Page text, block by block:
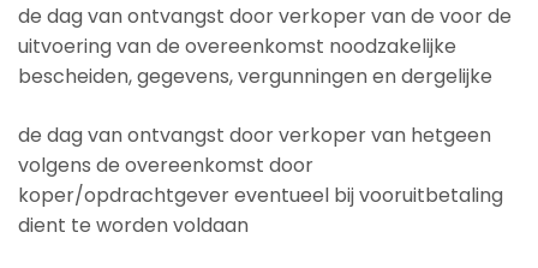
de dag van ontvangst door verkoper van de voor de
uitvoering van de overeenkomst noodzakelijke
bescheiden, gegevens, vergunningen en dergelijke
de dag van ontvangst door verkoper van hetgeen
volgens de overeenkomst door
koper/opdrachtgever eventueel bij vooruitbetaling
dient te worden voldaan